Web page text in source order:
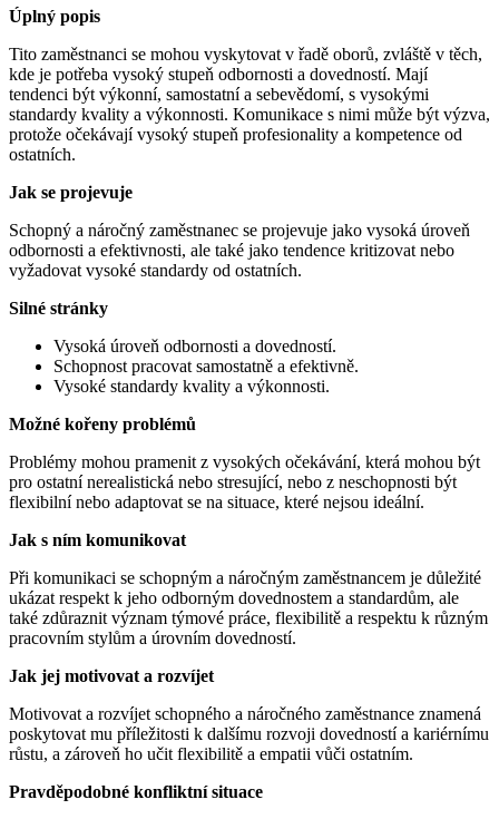
Úplný popis
Tito zaměstnanci se mohou vyskytovat v řadě oborů, zvláště v těch,
kde je potřeba vysoký stupeň odbornosti a dovedností. Mají
tendenci být výkonní, samostatní a sebevědomí, s vysokými
standardy kvality a výkonnosti. Komunikace s nimi může být výzva,
protože očekávají vysoký stupeň profesionality a kompetence od
ostatních.
Jak se projevuje
Schopný a náročný zaměstnanec se projevuje jako vysoká úroveň
odbornosti a efektivnosti, ale také jako tendence kritizovat nebo
vyžadovat vysoké standardy od ostatních.
Silné stránky
Vysoká úroveň odbornosti a dovedností.
Schopnost pracovat samostatně a efektivně.
Vysoké standardy kvality a výkonnosti.
Možné kořeny problémů
Problémy mohou pramenit z vysokých očekávání, která mohou být
pro ostatní nerealistická nebo stresující, nebo z neschopnosti být
flexibilní nebo adaptovat se na situace, které nejsou ideální.
Jak s ním komunikovat
Při komunikaci se schopným a náročným zaměstnancem je důležité
ukázat respekt k jeho odborným dovednostem a standardům, ale
také zdůraznit význam týmové práce, flexibilitě a respektu k různým
pracovním stylům a úrovním dovedností.
Jak jej motivovat a rozvíjet
Motivovat a rozvíjet schopného a náročného zaměstnance znamená
poskytovat mu příležitosti k dalšímu rozvoji dovedností a kariérnímu
růstu, a zároveň ho učit flexibilitě a empatii vůči ostatním.
Pravděpodobné konfliktní situace